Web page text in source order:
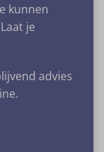
kunnen
je
advies